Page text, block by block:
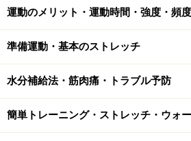
ハムストリングスを柔ら
ト……姿勢改善・疲労回復
ハムストリングスは骨盤や股関節
く関与しますが、この筋肉が硬い
てしまうため、大きな負担がかか
痛の予防はもちろんのこと、普段
運動のメリット・運動時間・強度・頻度
準備運動・基本のストレッチ
水分補給法・筋肉痛・トラブル予防
簡単トレーニング・ストレッチ・ウォ